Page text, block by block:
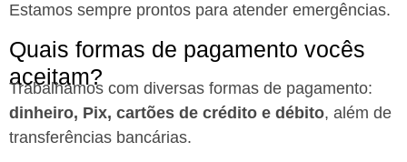
Estamos sempre prontos para atender emergências.
Quais formas de pagamento vocês
aceitam?
Trabalhamos com diversas formas de pagamento:
dinheiro, Pix, cartões de crédito e débito, além de
transferências bancárias.